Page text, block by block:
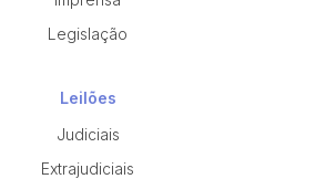
Legislação
Leilões
Judiciais
Extrajudiciais